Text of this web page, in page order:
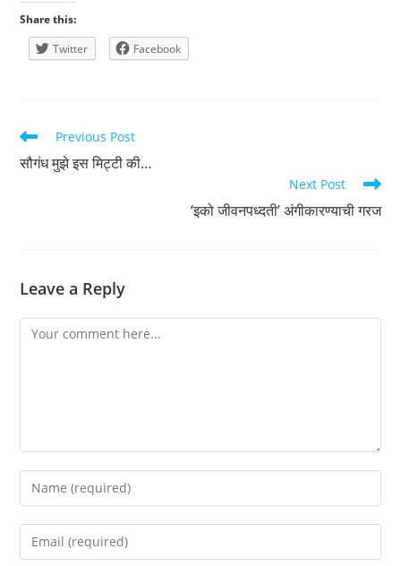
Share this:
Twitter
Facebook
Read
more
articles
Previous Post
सौगंध मुझे इस मिट्टी की…
Next Post
‘इको जीवनपध्दती’ अंगीकारण्याची गरज
Leave a Reply
Comment
Enter
your
name
Enter
your